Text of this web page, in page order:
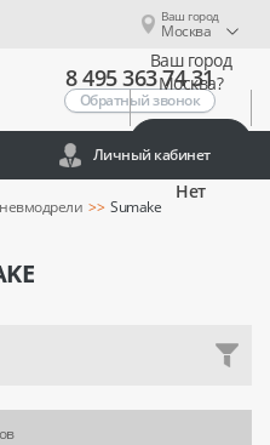
Ваш город
Москва
Ваш город
Москва?
Нет
8 495 363 74 31
Обратный звонок
Личный кабинет
Sumake